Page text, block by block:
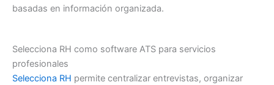
basadas en información organizada.
Selecciona RH como software ATS para servicios
profesionales
Selecciona RH permite centralizar entrevistas, organizar